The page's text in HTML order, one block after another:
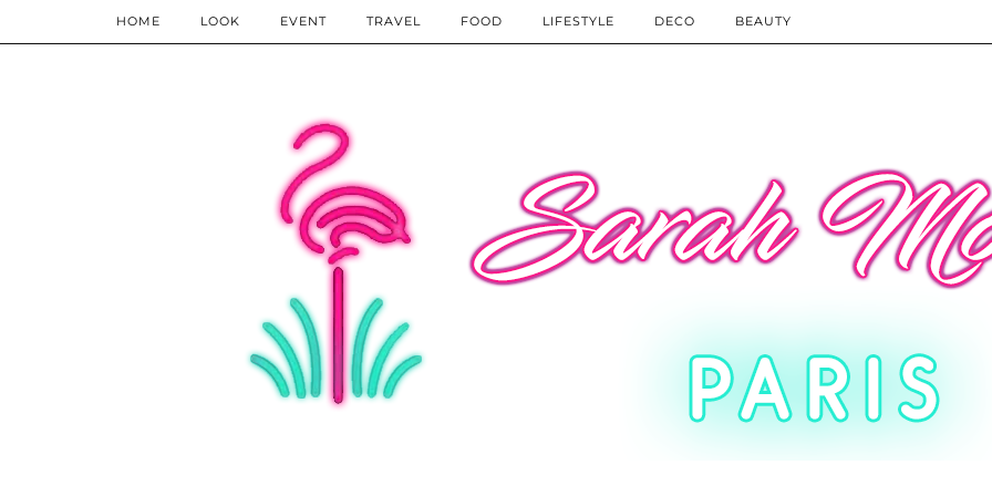
HOME LOOK EVENT TRAVEL FOOD LIFESTYLE DECO BEAUTY